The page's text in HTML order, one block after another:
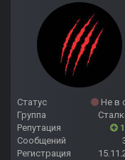
Статус
Не в
Группа
Репутация
Сообщений
Регистрация